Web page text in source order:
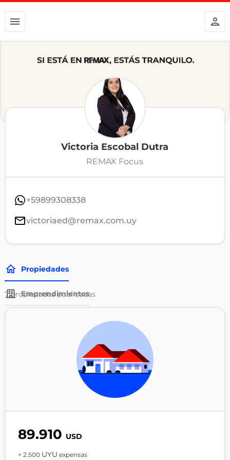
Victoria Escobal Dutra
REMAX Focus
+59899308338
victoriaed@remax.com.uy
Propiedades
Emprendimientos
7propiedades publicadas
89.910 USD
+ 2.500 UYU expensas